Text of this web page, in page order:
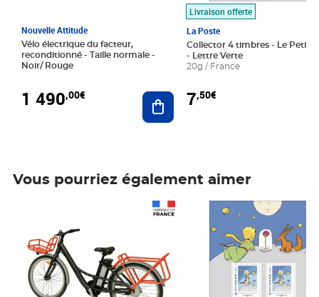
Nouvelle Attitude
Vélo électrique du facteur,
reconditionné - Taille normale -
Noir/ Rouge
1 490,00€ Ajouter au panier
Livraison offerte
La Poste
Collector 4 timbres - Le Petit
- Lettre Verte
20g / France
7,50€
Vous pourriez également aimer
Prix 7,50€